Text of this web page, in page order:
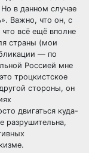
в данном случае
Важно, что он, с
всё ещё вполне
страны (мои
— по
Россией мне
троцкистское
стороны, он
двигаться куда-
разрушительна,